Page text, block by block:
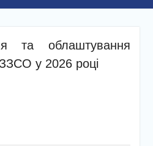
та облаштування
у 2026 році